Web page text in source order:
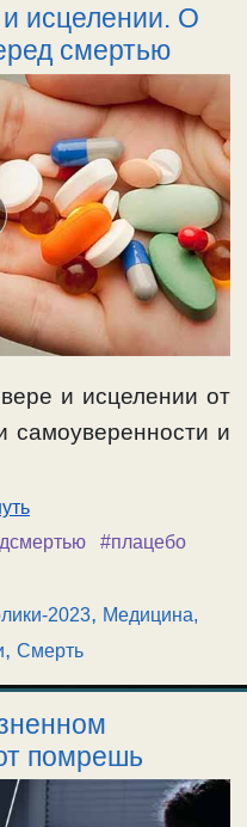
исцелении. О
смертью
и исцелении от
самоуверенности и
#плацебо
2023, Медицина,
, Смерть
помрешь